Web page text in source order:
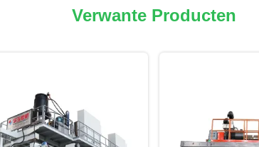
Verwante Producten